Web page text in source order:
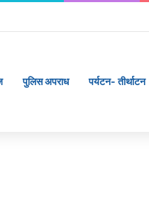
पुलिस अपराध पर्यटन- तीर्थाटन